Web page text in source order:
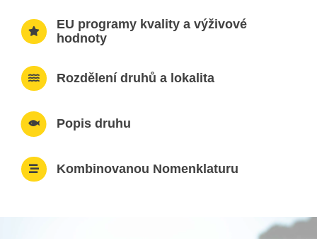
EU programy kvality a výživové
hodnoty
Rozdělení druhů a lokalita
Popis druhu
Kombinovanou Nomenklaturu